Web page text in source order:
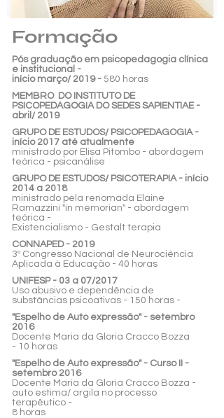
Formação
Pós graduação em psicopedagogia clínica
e institucional -
início março/ 2019 - 580 horas
MEMBRO DO INSTITUTO DE
PSICOPEDAGOGIA DO SEDES SAPIENTIAE -
abril/ 2019
GRUPO DE ESTUDOS/ PSICOPEDAGOGIA -
início 2017 até atualmente
ministrado por Elisa Pitombo - abordagem
teórica - psicanálise
GRUPO DE ESTUDOS/ PSICOTERAPIA - início
2014 a 2018
ministrado pela renomada Elaine
Ramazzini "in memorian" - abordagem
teórica -
Existencialismo - Gestalt terapia
CONNAPED - 2019
3º Congresso Nacional de Neurociência
Aplicada à Educação - 40 horas
UNIFESP - 03 a 07/2017
Uso abusivo e dependência de
substâncias psicoativas - 150 horas -
"Espelho de Auto expressão" - setembro
2016
Docente Maria da Gloria Cracco Bozza
- 10 horas
"Espelho de Auto expressão" - Curso II -
setembro 2016
Docente Maria da Gloria Cracco Bozza -
auto estima/ argila no processo
terapêutico -
8 horas